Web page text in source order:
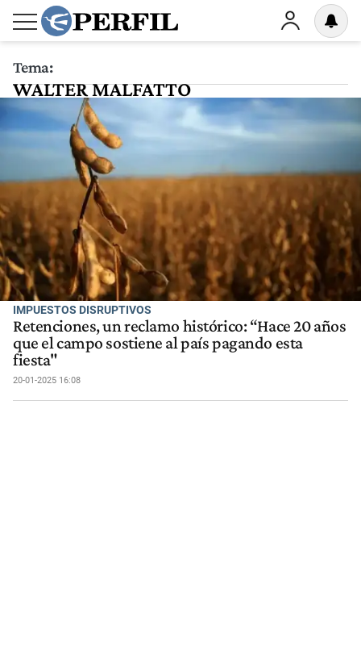
Tema:
WALTER MALFATTO
IMPUESTOS DISRUPTIVOS
Retenciones, un reclamo histórico: “Hace 20 años
que el campo sostiene al país pagando esta
fiesta"
20-01-2025 16:08